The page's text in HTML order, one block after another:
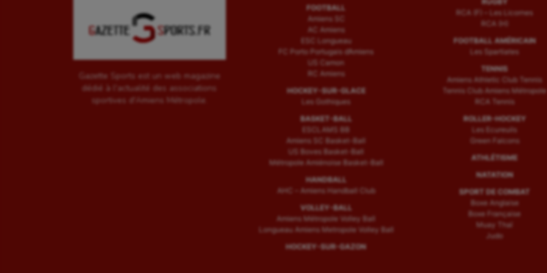
Gazette Sports est un web magazine
dédié à l'actualité des associations
sportives d'Amiens Métropole.
FOOTBALL
Amiens SC
AC Amiens
ESC Longueau
FC Porto Portugais d’Amiens
US Camon
RC Amiens
HOCKEY-SUR-GLACE
Les Gothiques
BASKET-BALL
ESCLAMS BB
Amiens SC Basket-Ball
US Boves Basket-Ball
Métropole Amiénoise Basket-Ball
HANDBALL
AHC – Amiens Handball Club
VOLLEY-BALL
Amiens Métropole Volley Ball
Longueau Amiens Metropole Volley Ball
HOCKEY-SUR-GAZON
RCA (F) – Les Licornes
RCA (H)
FOOTBALL AMÉRICAIN
Les Spartiates
TENNIS
Amiens Athletic Club Tennis
Tennis Club Amiens Métropole
RCA Tennis
ROLLER-HOCKEY
Les Ecureuils
Green Falcons
ATHLÉTISME
NATATION
SPORT DE COMBAT
Boxe Anglaise
Boxe Française
Muay Thaï
Judo